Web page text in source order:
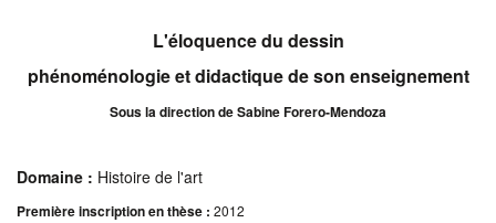
L'éloquence du dessin
phénoménologie et didactique de son enseignement
Sous la direction de Sabine Forero-Mendoza
Domaine : Histoire de l'art
Première inscription en thèse : 2012